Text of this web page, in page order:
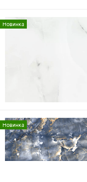
Новинка
Новинка